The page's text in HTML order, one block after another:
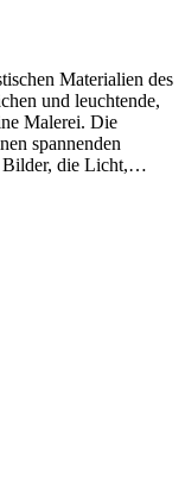
Materialien des
und leuchtende,
Malerei. Die
spannenden
Bilder, die Licht,…